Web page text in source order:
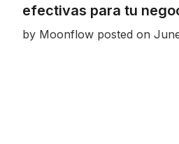
efectivas para tu
by Moonflow posted on